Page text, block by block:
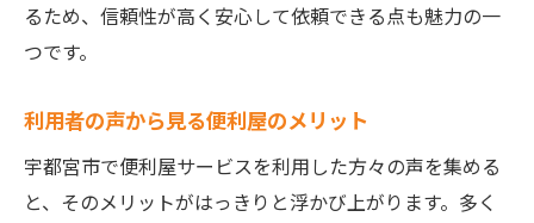
るため、信頼性が高く安心して依頼できる点も魅力の一
つです。
利用者の声から見る便利屋のメリット
宇都宮市で便利屋サービスを利用した方々の声を集める
と、そのメリットがはっきりと浮かび上がります。多く